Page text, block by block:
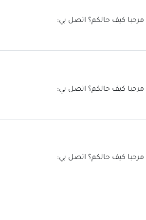
مرحبا كيف حالكم؟ اتصل بي:
مرحبا كيف حالكم؟ اتصل بي:
مرحبا كيف حالكم؟ اتصل بي: